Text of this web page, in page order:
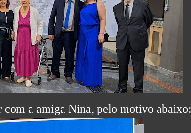
com a amiga Nina, pelo motivo abaixo: